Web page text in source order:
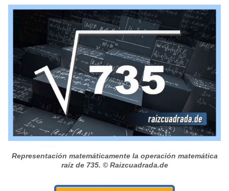
Representación matemáticamente la operación matemática
raíz de 735. © Raizcuadrada.de